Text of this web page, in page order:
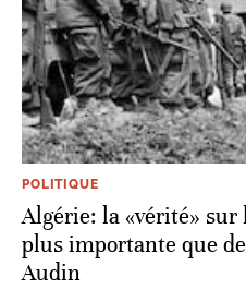
POLITIQUE
Algérie: la «vérité»
plus importante que
Audin